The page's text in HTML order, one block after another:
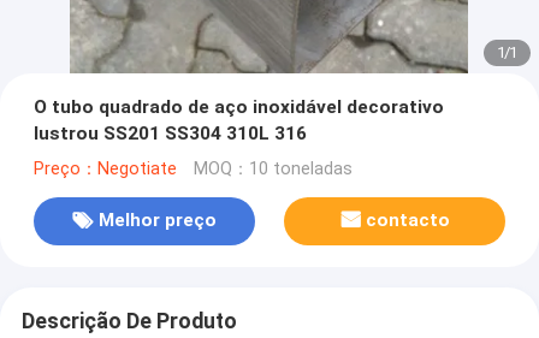
1/1
O tubo quadrado de aço inoxidável decorativo
lustrou SS201 SS304 310L 316
Preço：Negotiate MOQ：10 toneladas
Melhor preço contacto
Descrição De Produto